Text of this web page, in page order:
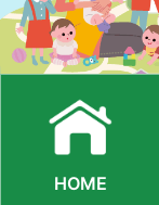
HOME